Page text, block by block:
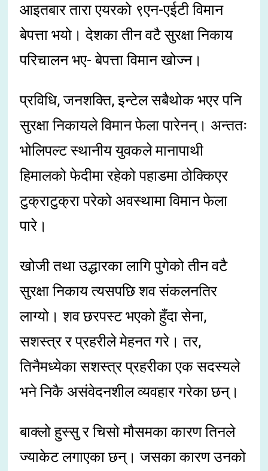
आइतबार तारा एयरको ९एन-एईटी विमान
बेपत्ता भयो। देशका तीन वटै सुरक्षा निकाय
परिचालन भए- बेपत्ता विमान खोज्न।
प्रविधि, जनशक्ति, इन्टेल सबैथोक भएर पनि
सुरक्षा निकायले विमान फेला पारेनन्। अन्ततः
भोलिपल्ट स्थानीय युवकले मानापाथी
हिमालको फेदीमा रहेको पहाडमा ठोक्किएर
टुक्राटुक्रा परेको अवस्थामा विमान फेला
पारे।
खोजी तथा उद्धारका लागि पुगेको तीन वटै
सुरक्षा निकाय त्यसपछि शव संकलनतिर
लाग्यो। शव छरपस्ट भएको हुँदा सेना,
सशस्त्र र प्रहरीले मेहनत गरे। तर,
तिनैमध्येका सशस्त्र प्रहरीका एक सदस्यले
भने निकै असंवेदनशील व्यवहार गरेका छन्।
बाक्लो हुस्सु र चिसो मौसमका कारण तिनले
ज्याकेट लगाएका छन्। जसका कारण उनको